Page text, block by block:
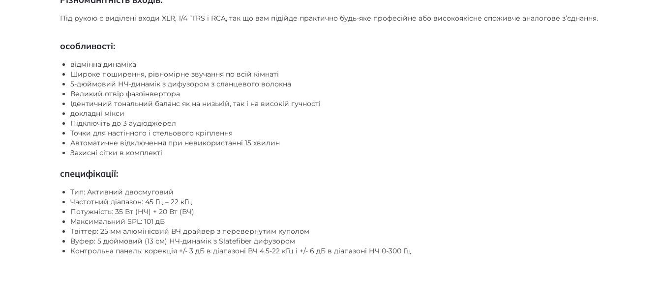
Під рукою є виділені входи XLR, 1/4 “TRS і RCA, так що вам підійде практично будь-яке професійне або високоякісне споживче аналогове з’єднання.
особливості:
відмінна динаміка
Широке поширення, рівномірне звучання по всій кімнаті
5-дюймовий НЧ-динамік з дифузором з сланцевого волокна
Великий отвір фазоінвертора
Ідентичний тональний баланс як на низькій, так і на високій гучності
докладні мікси
Підключіть до 3 аудіоджерел
Точки для настінного і стельового кріплення
Автоматичне відключення при невикористанні 15 хвилин
Захисні сітки в комплекті
специфікації:
Тип: Активний двосмуговий
Частотний діапазон: 45 Гц – 22 кГц
Потужність: 35 Вт (НЧ) + 20 Вт (ВЧ)
Максимальний SPL: 101 дБ
Твіттер: 25 мм алюмінієвий ВЧ драйвер з перевернутим куполом
Вуфер: 5 дюймовий (13 см) НЧ-динамік з Slatefiber дифузором
Контрольна панель: корекція +/- 3 дБ в діапазоні ВЧ 4.5-22 кГц і +/- 6 дБ в діапазоні НЧ 0-300 Гц